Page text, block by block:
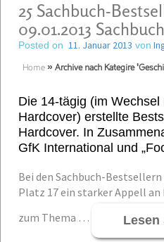
25 Sachbuch-
09.01.2013
Posted on 11. Januar 2013 von
Home » Archive nach Kategire
Die 14-tägig (im
Hardcover) erstellte
Hardcover. In
GfK International und
Bei den Sachbuch-
Platz 17 ein starker Appell
zum Thema …
Lesen